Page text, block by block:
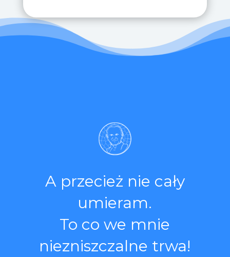
A przecież nie cały
umieram.
To co we mnie
niezniszczalne trwa!